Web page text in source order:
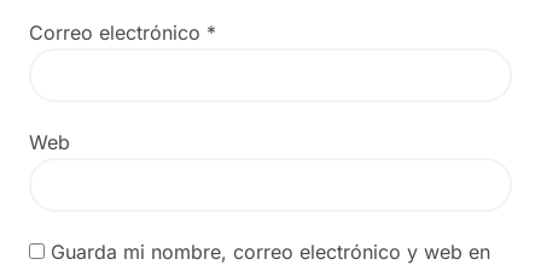
Correo electrónico *
Web
Guarda mi nombre, correo electrónico y web en